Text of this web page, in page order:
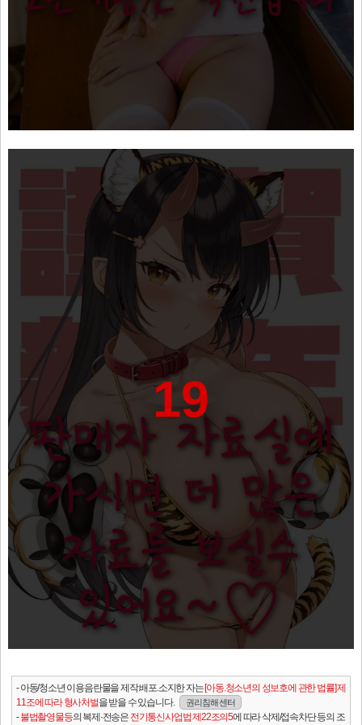
19
- 아동/청소년 이용음란물을 제작.배포.소지한 자는[아동.청소년의 성보호에 관한 법률] 제
11조에 따라 형사처벌을 받을 수 있습니다. 권리침해 센터
-불법촬영물등의 복제·전송은 전기통신사업법 제22조의5에 따라 삭제/접속차단 등의 조